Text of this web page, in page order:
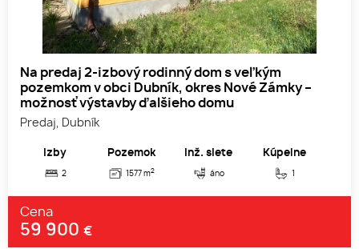
Na predaj 2-izbový rodinný dom s veľkým
pozemkom v obci Dubník, okres Nové Zámky –
možnosť výstavby ďalšieho domu
Predaj, Dubník
Izby
2
Pozemok
1577 m2
Inž. siete
áno
Kúpelne
1
Cena
59 900 €